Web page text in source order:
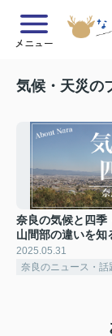
メニュー
気候・天災の
奈良の気候と四季
山間部の違いを知
2025.05.31
奈良のニュース・話